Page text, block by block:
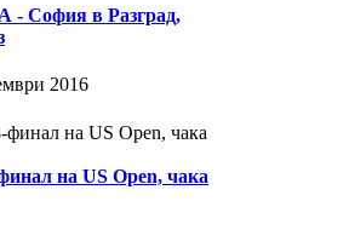
- София в Разград,
2016
на US Open, чака